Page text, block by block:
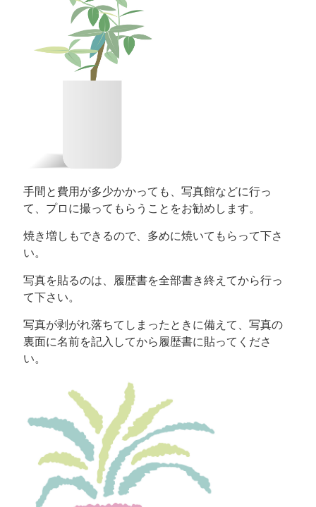
手間と費用が多少かかっても、写真館などに行っ
て、プロに撮ってもらうことをお勧めします。
焼き増しもできるので、多めに焼いてもらって下さ
い。
写真を貼るのは、履歴書を全部書き終えてから行っ
て下さい。
写真が剥がれ落ちてしまったときに備えて、写真の
裏面に名前を記入してから履歴書に貼ってくださ
い。